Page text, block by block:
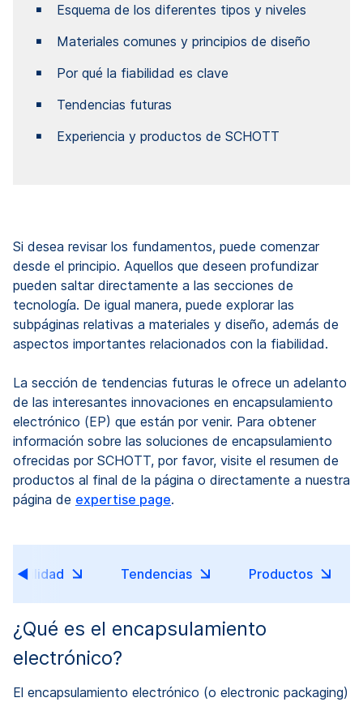
Esquema de los diferentes tipos y niveles
Materiales comunes y principios de diseño
Por qué la fiabilidad es clave
Tendencias futuras
Experiencia y productos de SCHOTT
Si desea revisar los fundamentos, puede comenzar
desde el principio. Aquellos que deseen profundizar
pueden saltar directamente a las secciones de
tecnología. De igual manera, puede explorar las
subpáginas relativas a materiales y diseño, además de
aspectos importantes relacionados con la fiabilidad.
La sección de tendencias futuras le ofrece un adelanto
de las interesantes innovaciones en encapsulamiento
electrónico (EP) que están por venir. Para obtener
información sobre las soluciones de encapsulamiento
ofrecidas por SCHOTT, por favor, visite el resumen de
productos al final de la página o directamente a nuestra
página de expertise page.
Tendencias Productos
¿Qué es el encapsulamiento
electrónico?
El encapsulamiento electrónico (o electronic packaging)